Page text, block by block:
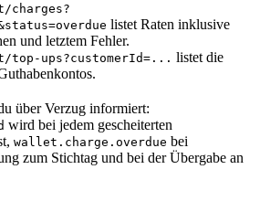
charges?
listet Raten inklusive
und letztem Fehler.
top-ups?customerId=... listet die
über Verzug informiert:
wird bei jedem gescheiterten
wallet.charge.overdue bei
zum Stichtag und bei der Übergabe an